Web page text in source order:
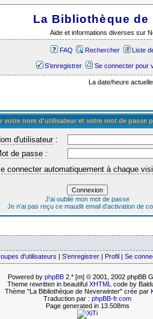
La Bibliothèque de
Aide et informations diverses sur
FAQ Rechercher Liste
S'enregistrer Se connecter pour
La date/heure
votre nom d'utilisateur et votre mot de passe
d'utilisateur:
de passe :
connecter automatiquement à chaque
J'ai oublié mon mot de passe
Je n'ai pas reçu ce maudit email d'activation de
d'utilisateurs S'enregistrer Profil Se
Powered by phpBB 2.* [m] © 2001, 2002 phpBB
Theme rewritten in beautiful XHTML code by
Thème "La Bibliothèque de Neverwinter" crée par
Traduction par : phpBB-fr.com
Page generated in 13.508ms